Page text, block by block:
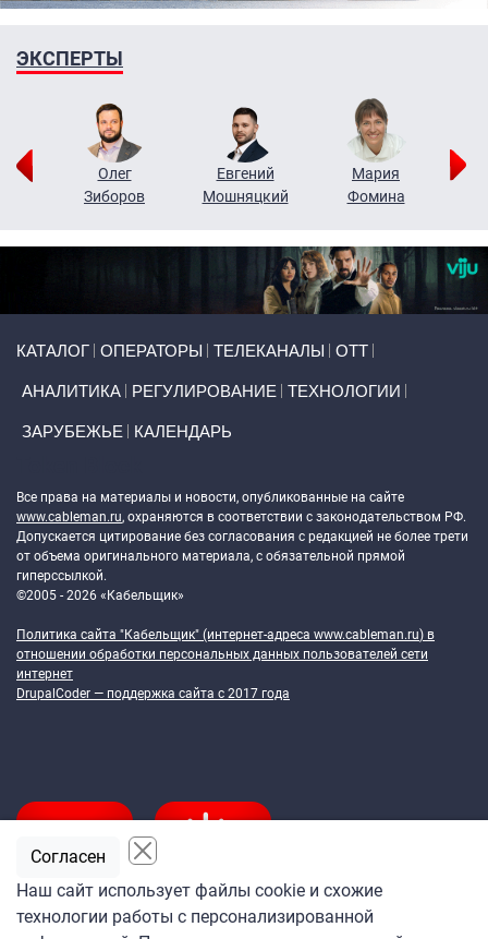
ЭКСПЕРТЫ
Олег
Зиборов
Евгений
Мошняцкий
Мария
Фомина
КАТАЛОГ ОПЕРАТОРЫ ТЕЛЕКАНАЛЫ ОТТ
АНАЛИТИКА РЕГУЛИРОВАНИЕ ТЕХНОЛОГИИ
ЗАРУБЕЖЬЕ КАЛЕНДАРЬ
Все права на материалы и новости, опубликованные на сайте
www.cableman.ru, охраняются в соответствии с законодательством РФ.
Допускается цитирование без согласования с редакцией не более трети
от объема оригинального материала, с обязательной прямой
гиперссылкой.
©2005 - 2026 «Кабельщик»
Политика сайта "Кабельщик" (интернет-адреса www.cableman.ru) в
отношении обработки персональных данных пользователей сети
интернет
DrupalCoder — поддержка сайта c 2017 года
Наш сайт использует файлы cookie и схожие
технологии работы с персонализированной
Согласен